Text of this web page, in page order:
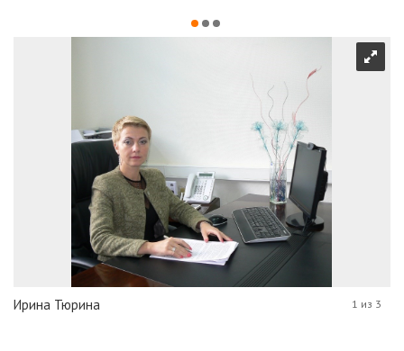
Ирина Тюрина 1 из 3